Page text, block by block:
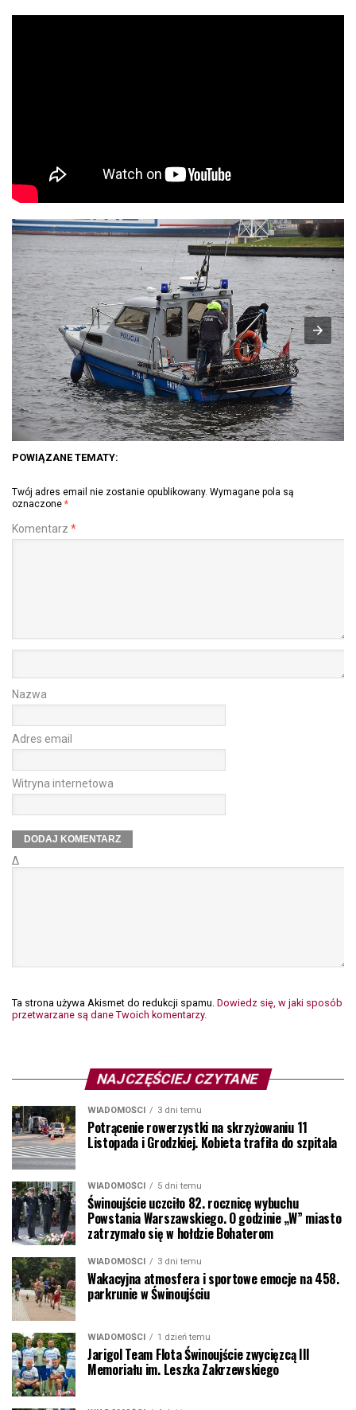
POWIĄZANE TEMATY:
Twój adres email nie zostanie opublikowany. Wymagane pola są
oznaczone *
Komentarz *
Nazwa
Adres email
Witryna internetowa
Δ
Ta strona używa Akismet do redukcji spamu. Dowiedz się, w jaki sposób
przetwarzane są dane Twoich komentarzy.
NAJCZĘŚCIEJ CZYTANE
WIADOMOŚCI 3 dni temu
Potrącenie rowerzystki na skrzyżowaniu 11
Listopada i Grodzkiej. Kobieta trafiła do szpitala
WIADOMOŚCI 5 dni temu
Świnoujście uczciło 82. rocznicę wybuchu
Powstania Warszawskiego. O godzinie „W” miasto
zatrzymało się w hołdzie Bohaterom
WIADOMOŚCI 3 dni temu
Wakacyjna atmosfera i sportowe emocje na 458.
parkrunie w Świnoujściu
WIADOMOŚCI 1 dzień temu
Jarigol Team Flota Świnoujście zwycięzcą III
Memoriału im. Leszka Zakrzewskiego